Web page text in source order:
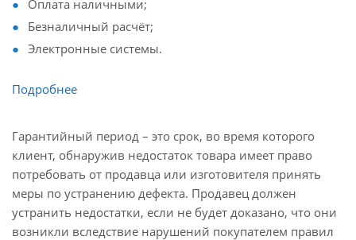
Оплата наличными;
Безналичный расчёт;
Электронные системы.
Подробнее
Гарантийный период – это срок, во время которого
клиент, обнаружив недостаток товара имеет право
потребовать от продавца или изготовителя принять
меры по устранению дефекта. Продавец должен
устранить недостатки, если не будет доказано, что они
возникли вследствие нарушений покупателем правил